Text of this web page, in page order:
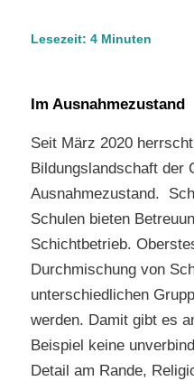
Lesezeit: 4 Minuten
Im Ausnahmezustand
Seit März 2020
Bildungslandschaft der
Ausnahmezustand.
Schulen bieten
Schichtbetrieb.
Durchmischung von
unterschiedlichen
werden. Damit gibt es
Beispiel keine
Detail am Rande,